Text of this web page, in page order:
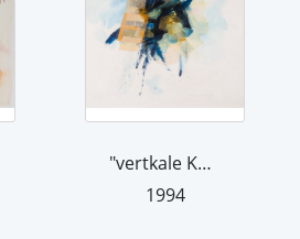
"vertkale Komposition mit tibet. Gebe...
1994